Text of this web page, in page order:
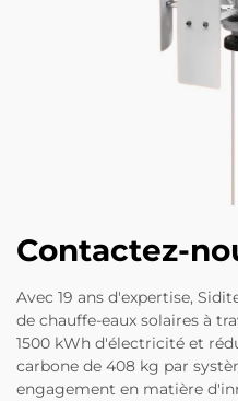
Contactez-
Avec 19 ans d'expertise,
de chauffe-eaux solaires à
1500 kWh d'électricité et
carbone de 408 kg par
engagement en matière